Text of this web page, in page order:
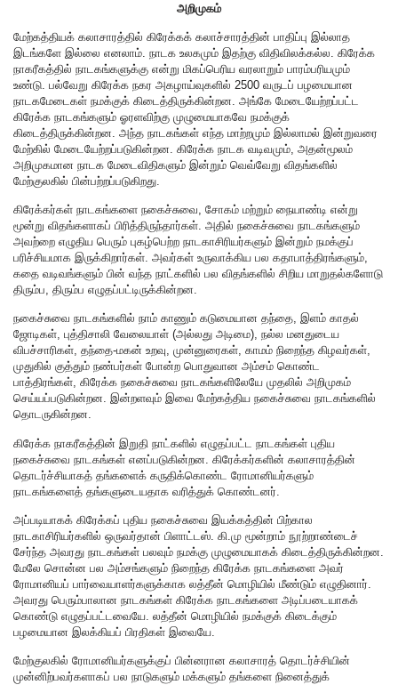
அறிமுகம்
மேற்கத்தியக் கலாசாரத்தில் கிரேக்கக் கலாச்சாரத்தின் பாதிப்பு இல்லாத
இடங்களே இல்லை எனலாம். நாடக உலகமும் இதற்கு விதிவிலக்கல்ல. கிரேக்க
நாகரீகத்தில் நாடகங்களுக்கு என்று மிகப்பெரிய வரலாறும் பாரம்பரியமும்
உண்டு. பல்வேறு கிரேக்க நகர அகழாய்வுகளில் 2500 வருடப் பழமையான
நாடகமேடைகள் நமக்குக் கிடைத்திருக்கின்றன. அங்கே மேடையேற்றப்பட்ட
கிரேக்க நாடகங்களும் ஓரளவிற்கு முழுமையாகவே நமக்குக்
கிடைத்திருக்கின்றன. அந்த நாடகங்கள் எந்த மாற்றமும் இல்லாமல் இன்றுவரை
மேற்கில் மேடையேற்றப்படுகின்றன. கிரேக்க நாடக வடிவமும், அதன்மூலம்
அறிமுகமான நாடக மேடைவிதிகளும் இன்றும் வெவ்வேறு விதங்களில்
மேற்குலகில் பின்பற்றப்படுகிறது.
கிரேக்கர்கள் நாடகங்களை நகைச்சுவை, சோகம் மற்றும் நையாண்டி என்று
மூன்று விதங்களாகப் பிரித்திருந்தார்கள். அதில் நகைச்சுவை நாடகங்களும்
அவற்றை எழுதிய பெரும் புகழ்பெற்ற நாடகாசிரியர்களும் இன்றும் நமக்குப்
பரிச்சியமாக இருக்கிறார்கள். அவர்கள் உருவாக்கிய பல கதாபாத்திரங்களும்,
கதை வடிவங்களும் பின் வந்த நாட்களில் பல விதங்களில் சிறிய மாறுதல்களோடு
திரும்ப, திரும்ப எழுதப்பட்டிருக்கின்றன.
நகைச்சுவை நாடகங்களில் நாம் காணும் கடுமையான தந்தை, இளம் காதல்
ஜோடிகள், புத்திசாலி வேலையாள் (அல்லது அடிமை), நல்ல மனதுடைய
விபச்சாரிகள், தந்தை-மகன் உறவு, முன்னுரைகள், காமம் நிறைந்த கிழவர்கள்,
முதுகில் குத்தும் நண்பர்கள் போன்ற பொதுவான அம்சம் கொண்ட
பாத்திரங்கள், கிரேக்க நகைச்சுவை நாடகங்களிலேயே முதலில் அறிமுகம்
செய்யப்படுகின்றன. இன்றளவும் இவை மேற்கத்திய நகைச்சுவை நாடகங்களில்
தொடருகின்றன.
கிரேக்க நாகரீகத்தின் இறுதி நாட்களில் எழுதப்பட்ட நாடகங்கள் புதிய
நகைச்சுவை நாடகங்கள் எனப்படுகின்றன. கிரேக்கர்களின் கலாசாரத்தின்
தொடர்ச்சியாகத் தங்களைக் கருதிக்கொண்ட ரோமானியர்களும்
நாடகங்களைத் தங்களுடையதாக வரித்துக் கொண்டனர்.
அப்படியாகக் கிரேக்கப் புதிய நகைச்சுவை இயக்கத்தின் பிற்கால
நாடகாசிரியர்களில் ஒருவர்தான் பிளாட்டஸ். கி.மு மூன்றாம் நூற்றாண்டைச்
சேர்ந்த அவரது நாடகங்கள் பலவும் நமக்கு முழுமையாகக் கிடைத்திருக்கின்றன.
மேலே சொன்ன பல அம்சங்களும் நிறைந்த கிரேக்க நாடகங்களை அவர்
ரோமானியப் பார்வையாளர்களுக்காக லத்தீன் மொழியில் மீண்டும் எழுதினார்.
அவரது பெரும்பாலான நாடகங்கள் கிரேக்க நாடகங்களை அடிப்படையாகக்
கொண்டு எழுதப்பட்டவையே. லத்தீன் மொழியில் நமக்குக் கிடைக்கும்
பழமையான இலக்கியப் பிரதிகள் இவையே.
மேற்குலகில் ரோமானியர்களுக்குப் பின்னரான கலாசாரத் தொடர்ச்சியின்
முன்னிற்பவர்களாகப் பல நாடுகளும் மக்களும் தங்களை நினைத்துக்